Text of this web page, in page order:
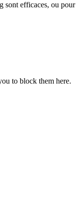
sont efficaces, ou pour
to block them here.